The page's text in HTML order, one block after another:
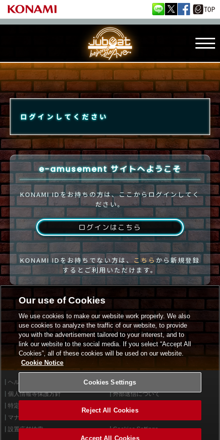
ログインしてください
e-amusement サイトへようこそ
KONAMI IDをお持ちの方は、ここからログインしてく
ださい。
ログインはこちら
KONAMI IDをお持ちでない方は、 こちらから新規登録
するとご利用いただけます。
ヘルプ
利用規約
個人情報等保護方針
外部送信について
特定商取引法に基づく表示
マナー＆ルール
設置店舗検索
Cookies Settings
Our use of Cookies
We use cookies to make our website work properly. We also
use cookies to analyze the traffic of our website, to provide
you with the advertisement tailored to your interest, and to
link our website to the social media. If you select “Accept All
Cookies”, all of these cookies will be used on our website.
Cookie Notice
Cookies Settings
Reject All Cookies
Accept All Cookies